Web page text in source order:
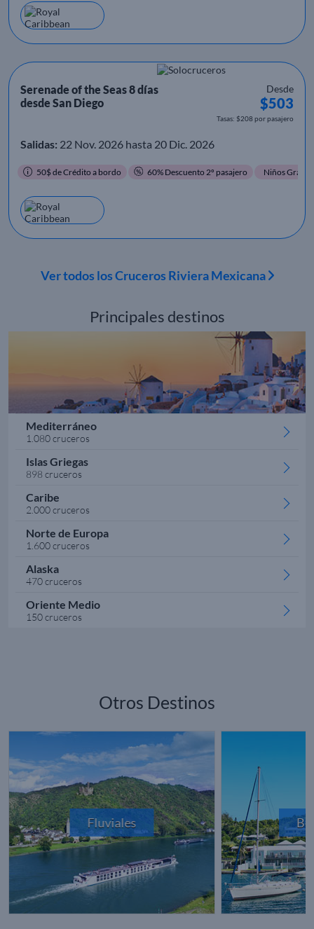
Serenade of the Seas 8 días
desde San Diego
Desde
$503
Tasas: $208 por pasajero
Salidas: 22 Nov. 2026 hasta 20 Dic. 2026
50$ de Crédito a bordo 60% Descuento 2º pasajero Niños Gratis
Ver todos los Cruceros Riviera Mexicana
Principales destinos
Mediterráneo
1.080 cruceros
Islas Griegas
898 cruceros
Caribe
2.000 cruceros
Norte de Europa
1.600 cruceros
Alaska
470 cruceros
Oriente Medio
150 cruceros
Otros Destinos
Fluviales